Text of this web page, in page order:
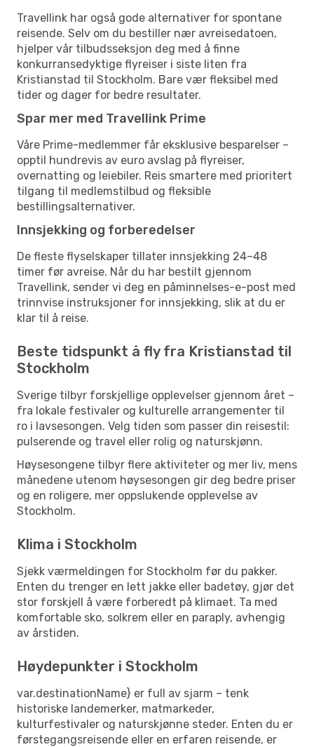
Travellink har også gode alternativer for spontane
reisende. Selv om du bestiller nær avreisedatoen,
hjelper vår tilbudsseksjon deg med å finne
konkurransedyktige flyreiser i siste liten fra
Kristianstad til Stockholm. Bare vær fleksibel med
tider og dager for bedre resultater.
Spar mer med Travellink Prime
Våre Prime-medlemmer får eksklusive besparelser –
opptil hundrevis av euro avslag på flyreiser,
overnatting og leiebiler. Reis smartere med prioritert
tilgang til medlemstilbud og fleksible
bestillingsalternativer.
Innsjekking og forberedelser
De fleste flyselskaper tillater innsjekking 24–48
timer før avreise. Når du har bestilt gjennom
Travellink, sender vi deg en påminnelses-e-post med
trinnvise instruksjoner for innsjekking, slik at du er
klar til å reise.
Beste tidspunkt å fly fra Kristianstad til
Stockholm
Sverige tilbyr forskjellige opplevelser gjennom året –
fra lokale festivaler og kulturelle arrangementer til
ro i lavsesongen. Velg tiden som passer din reisestil:
pulserende og travel eller rolig og naturskjønn.
Høysesongene tilbyr flere aktiviteter og mer liv, mens
månedene utenom høysesongen gir deg bedre priser
og en roligere, mer oppslukende opplevelse av
Stockholm.
Klima i Stockholm
Sjekk værmeldingen for Stockholm før du pakker.
Enten du trenger en lett jakke eller badetøy, gjør det
stor forskjell å være forberedt på klimaet. Ta med
komfortable sko, solkrem eller en paraply, avhengig
av årstiden.
Høydepunkter i Stockholm
var.destinationName} er full av sjarm – tenk
historiske landemerker, matmarkeder,
kulturfestivaler og naturskjønne steder. Enten du er
førstegangsreisende eller en erfaren reisende, er